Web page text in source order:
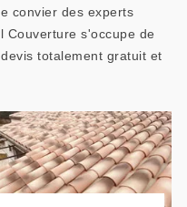
convier des experts
Couverture s'occupe de
totalement gratuit et